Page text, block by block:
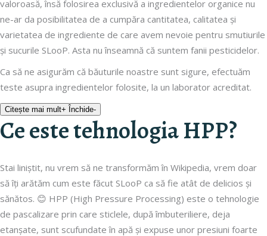
valoroasă, însă folosirea exclusivă a ingredientelor organice nu
ne-ar da posibilitatea de a cumpăra cantitatea, calitatea și
varietatea de ingrediente de care avem nevoie pentru smutiurile
și sucurile SLooP. Asta nu înseamnă că suntem fanii pesticidelor.
Ca să ne asigurăm că băuturile noastre sunt sigure, efectuăm
teste asupra ingredientelor folosite, la un laborator acreditat.
Citește mai mult+ Închide-
Ce este tehnologia HPP?
Stai liniștit, nu vrem să ne transformăm în Wikipedia, vrem doar
să îți arătăm cum este făcut SLooP ca să fie atât de delicios și
sănătos. 😊 HPP (High Pressure Processing) este o tehnologie
de pascalizare prin care sticlele, după îmbuteriliere, deja
etanșate, sunt scufundate în apă și expuse unor presiuni foarte